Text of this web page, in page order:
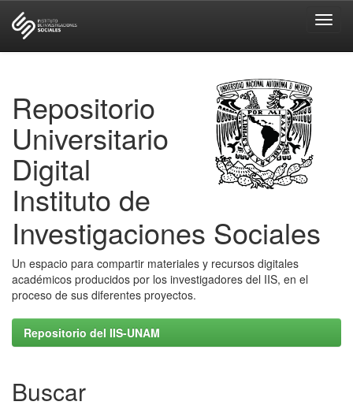
Repositorio
Universitario
Digital
Instituto de
Investigaciones Sociales
Un espacio para compartir materiales y recursos digitales
académicos producidos por los investigadores del IIS, en el
proceso de sus diferentes proyectos.
Repositorio del IIS-UNAM
Buscar